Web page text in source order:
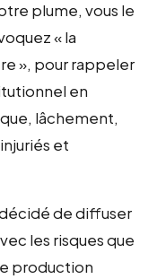
plume, vous le
« la
», pour rappeler
en
lâchement,
et
de diffuser
les risques que
production